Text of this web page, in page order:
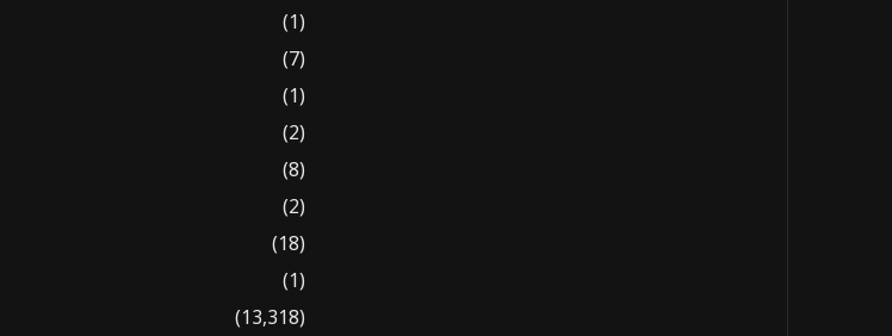
(1)
(7)
(1)
(2)
(8)
(2)
(18)
(1)
(13,318)